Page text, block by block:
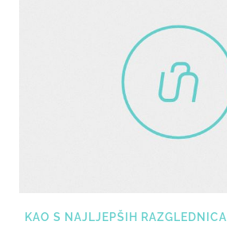
KAO S NAJLJEPŠIH RAZGLEDNICA